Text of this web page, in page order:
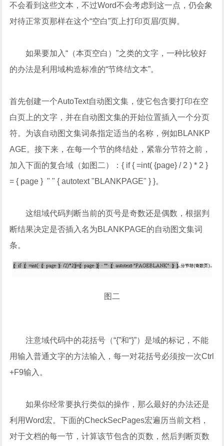
不会看到这些文本，不过Word不会考虑到这一点，仍会象
对待正常页那样在这个“空白”页上打印页眉/页脚。
如果要加入“（本页空白）”之类的文字，一种比较好
的办法是利用域构造标准的“节终结文本”。
首先创建一个AutoText自动图文集，使它包含要打印在空
白页上的文字，并在自动图文集的开始位置插入一个分页
符。为该自动图文集词条指定适当的名称，例如BLANKP
AGE。接下来，在每一个节的终结处，紧靠分节符之前，
加入下面的复合域（如图二）：{ if { =int( {page} / 2 ) * 2 }
= { page } " " { autotext "BLANKPAGE" } }。
这组域代码判断当前的页号是奇数还是偶数，根据判
断结果决定是否插入名为BLANKPAGE的自动图文集词
条。
图二
注意域代码中的花括号（“{”和“}”）是域的标记，不能
用输入普通文字的方法输入，每一对花括号必须按一次Ctrl
+F9输入。
如果你经常要执行类似的操作，那么最好的办法还是
利用Word宏。下面的CheckSecPages宏遍历当前文档，
对于文档的每一节，计算该节包含的页数，然后判断页数